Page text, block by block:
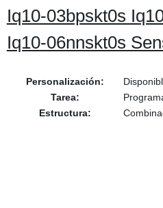
Iq10-03bpskt0s
Iq10-06nnskt0s
Personalización:
Tarea:
Estructura: